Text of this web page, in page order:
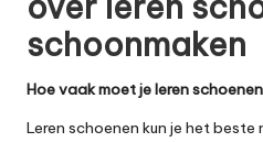
schoonmaken
Hoe vaak moet je leren
Leren schoenen kun je het